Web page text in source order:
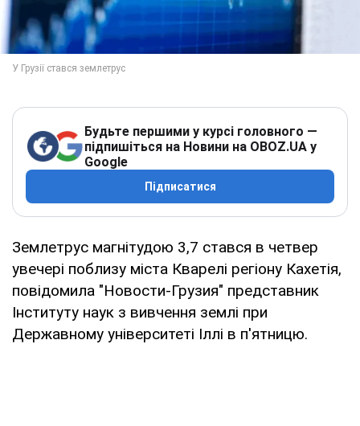
Будьте першими у курсі головного —
підпишіться на Новини на OBOZ.UA у
Google
Підписатися
Землетрус магнітудою 3,7 стався в четвер
увечері поблизу міста Кварелі регіону Кахетія,
повідомила "Новости-Грузия" представник
Інституту наук з вивчення землі при
Державному університеті Іллі в п'ятницю.